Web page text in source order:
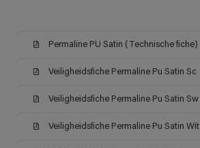
Permaline PU Satin (Technische fiche)
Veiligheidsfiche Permaline Pu Satin Sc
Veiligheidsfiche Permaline Pu Satin Sw
Veiligheidsfiche Permaline Pu Satin Wit